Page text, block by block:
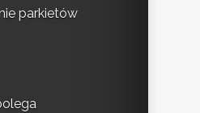
parkietów